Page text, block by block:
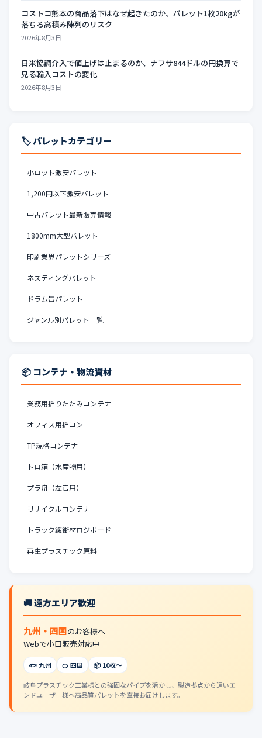
コストコ熊本の商品落下はなぜ起きたのか、パレット1枚20kgが
落ちる高積み陳列のリスク
2026年8月3日
日米協調介入で値上げは止まるのか、ナフサ844ドルの円換算で
見る輸入コストの変化
2026年8月3日
🏷️ パレットカテゴリー
小ロット激安パレット
1,200円以下激安パレット
中古パレット最新販売情報
1800mm大型パレット
印刷業界パレットシリーズ
ネスティングパレット
ドラム缶パレット
ジャンル別パレット一覧
📦 コンテナ・物流資材
業務用折りたたみコンテナ
オフィス用折コン
TP規格コンテナ
トロ箱（水産物用）
プラ舟（左官用）
リサイクルコンテナ
トラック緩衝材ロジボード
再生プラスチック原料
🚚 遠方エリア歓迎
九州・四国のお客様へ
Webで小口販売対応中
🐟 九州 🍊 四国 📦 10枚〜
岐阜プラスチック工業様との強固なパイプを活かし、製造拠点から遠いエ
ンドユーザー様へ高品質パレットを直接お届けします。